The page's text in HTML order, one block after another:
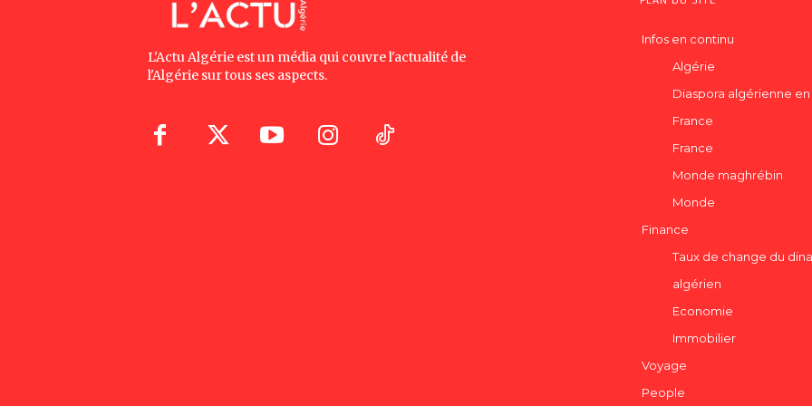
L'Actu Algérie est un média qui couvre l'actualité de
l'Algérie sur tous ses aspects.
Infos en continu
Algérie
Diaspora algérienne en
France
France
Monde maghrébin
Monde
Finance
Taux de change du
algérien
Economie
Immobilier
Voyage
People